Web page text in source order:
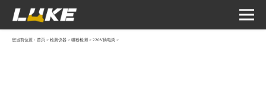
您当前位置： 首页 > 检测仪器 > 磁粉检测 > 220V插电类 >